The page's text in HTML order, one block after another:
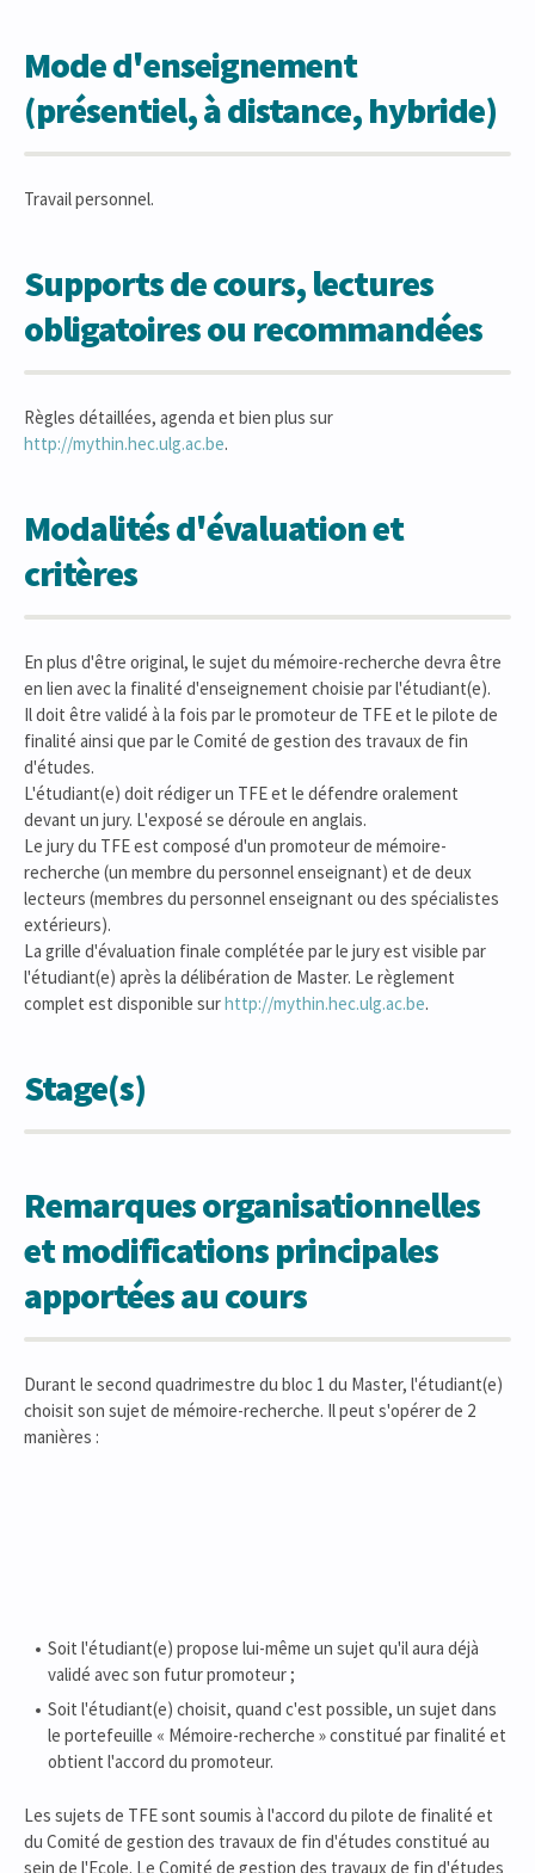
Mode d'enseignement
(présentiel, à distance, hybride)
Travail personnel.
Supports de cours, lectures
obligatoires ou recommandées
Règles détaillées, agenda et bien plus sur
http://mythin.hec.ulg.ac.be.
Modalités d'évaluation et
critères
En plus d'être original, le sujet du mémoire-recherche devra être
en lien avec la finalité d'enseignement choisie par l'étudiant(e).
Il doit être validé à la fois par le promoteur de TFE et le pilote de
finalité ainsi que par le Comité de gestion des travaux de fin
d'études.
L'étudiant(e) doit rédiger un TFE et le défendre oralement
devant un jury. L'exposé se déroule en anglais.
Le jury du TFE est composé d'un promoteur de mémoire-
recherche (un membre du personnel enseignant) et de deux
lecteurs (membres du personnel enseignant ou des spécialistes
extérieurs).
La grille d'évaluation finale complétée par le jury est visible par
l'étudiant(e) après la délibération de Master. Le règlement
complet est disponible surhttp://mythin.hec.ulg.ac.be.
Stage(s)
Remarques organisationnelles
et modifications principales
apportées au cours
Durant le second quadrimestre du bloc 1 du Master, l'étudiant(e)
choisit son sujet de mémoire-recherche. Il peut s'opérer de 2
manières :
Soit l'étudiant(e) propose lui-même un sujet qu'il aura déjà
validé avec son futur promoteur ;
Soit l'étudiant(e) choisit, quand c'est possible, un sujet dans
le portefeuille « Mémoire-recherche » constitué par finalité et
obtient l'accord du promoteur.
Les sujets de TFE sont soumis à l'accord du pilote de finalité et
du Comité de gestion des travaux de fin d'études constitué au
sein de l'Ecole. Le Comité de gestion des travaux de fin d'études